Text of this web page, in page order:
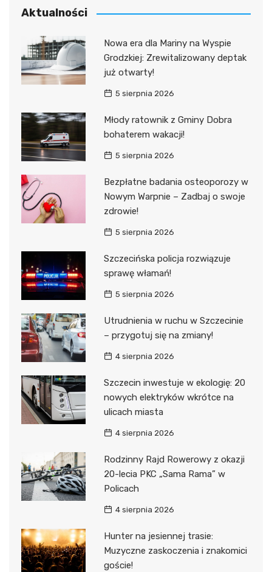
Aktualności
Nowa era dla Mariny na Wyspie
Grodzkiej: Zrewitalizowany deptak
już otwarty!
5 sierpnia 2026
Młody ratownik z Gminy Dobra
bohaterem wakacji!
5 sierpnia 2026
Bezpłatne badania osteoporozy w
Nowym Warpnie – Zadbaj o swoje
zdrowie!
5 sierpnia 2026
Szczecińska policja rozwiązuje
sprawę włamań!
5 sierpnia 2026
Utrudnienia w ruchu w Szczecinie
– przygotuj się na zmiany!
4 sierpnia 2026
Szczecin inwestuje w ekologię: 20
nowych elektryków wkrótce na
ulicach miasta
4 sierpnia 2026
Rodzinny Rajd Rowerowy z okazji
20-lecia PKC „Sama Rama” w
Policach
4 sierpnia 2026
Hunter na jesiennej trasie:
Muzyczne zaskoczenia i znakomici
goście!